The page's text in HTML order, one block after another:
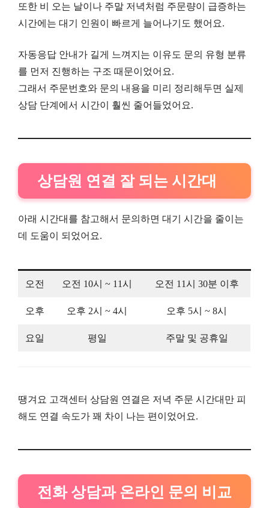
또한 비 오는 날이나 주말 저녁처럼 주문량이 급증하는
시간에는 대기 인원이 빠르게 늘어나기도 했어요.
자동응답 안내가 길게 느껴지는 이유도 문의 유형 분류
를 먼저 진행하는 구조 때문이었어요.
그래서 주문번호와 문의 내용을 미리 정리해두면 실제
상담 단계에서 시간이 훨씬 줄어들었어요.
상담원 연결 잘 되는 시간대
아래 시간대를 참고해서 문의하면 대기 시간을 줄이는
데 도움이 되었어요.
오전 오전 10시 ~ 11시 오전 11시 30분 이후
오후 오후 2시 ~ 4시 오후 5시 ~ 8시
요일 평일 주말 및 공휴일
땡겨요 고객센터 상담원 연결은 저녁 주문 시간대만 피
해도 연결 속도가 꽤 차이 나는 편이었어요.
전화 상담과 온라인 문의 비교